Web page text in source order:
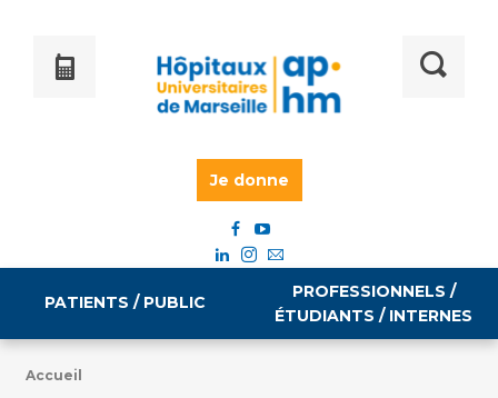
Je donne
PATIENTS / PUBLIC
PROFESSIONNELS /
ÉTUDIANTS / INTERNES
Accueil